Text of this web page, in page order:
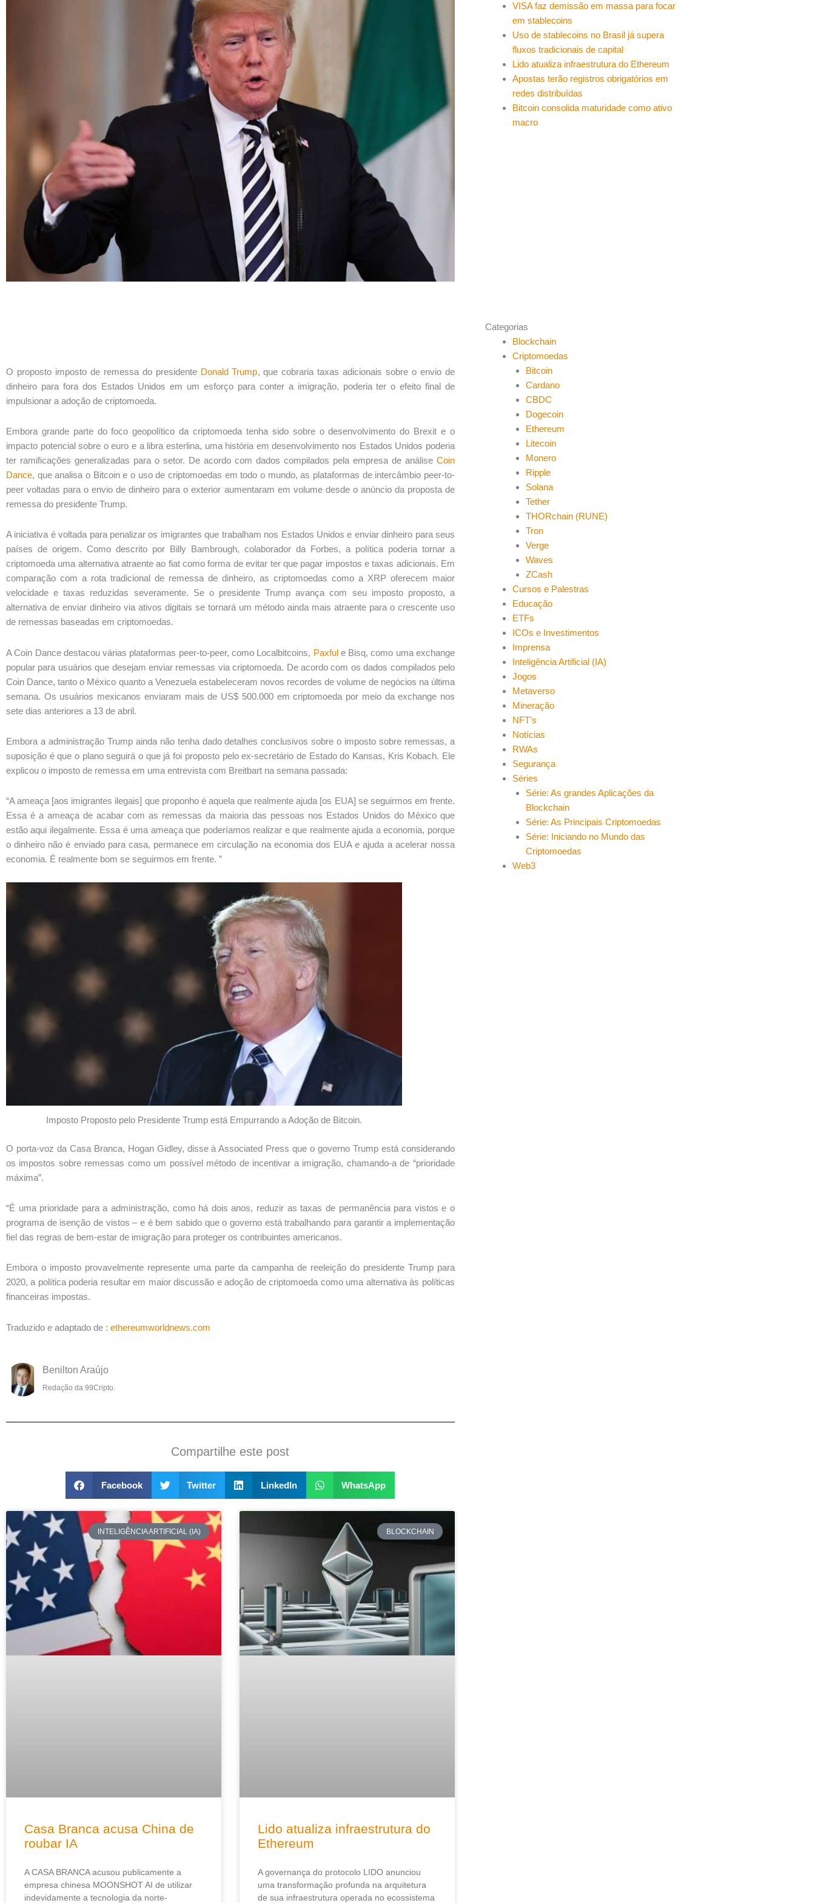
O proposto imposto de remessa do presidente Donald Trump, que cobraria taxas adicionais sobre o envio de
dinheiro para fora dos Estados Unidos em um esforço para conter a imigração, poderia ter o efeito final de
impulsionar a adoção de criptomoeda.
Embora grande parte do foco geopolítico da criptomoeda tenha sido sobre o desenvolvimento do Brexit e o
impacto potencial sobre o euro e a libra esterlina, uma história em desenvolvimento nos Estados Unidos poderia
ter ramificações generalizadas para o setor. De acordo com dados compilados pela empresa de análise Coin
Dance, que analisa o Bitcoin e o uso de criptomoedas em todo o mundo, as plataformas de intercâmbio peer-to-
peer voltadas para o envio de dinheiro para o exterior aumentaram em volume desde o anúncio da proposta de
remessa do presidente Trump.
A iniciativa é voltada para penalizar os imigrantes que trabalham nos Estados Unidos e enviar dinheiro para seus
países de origem. Como descrito por Billy Bambrough, colaborador da Forbes, a política poderia tornar a
criptomoeda uma alternativa atraente ao fiat como forma de evitar ter que pagar impostos e taxas adicionais. Em
comparação com a rota tradicional de remessa de dinheiro, as criptomoedas como a XRP oferecem maior
velocidade e taxas reduzidas severamente. Se o presidente Trump avança com seu imposto proposto, a
alternativa de enviar dinheiro via ativos digitais se tornará um método ainda mais atraente para o crescente uso
de remessas baseadas em criptomoedas.
A Coin Dance destacou várias plataformas peer-to-peer, como Localbitcoins, Paxfule Bisq, como uma exchange
popular para usuários que desejam enviar remessas via criptomoeda. De acordo com os dados compilados pelo
Coin Dance, tanto o México quanto a Venezuela estabeleceram novos recordes de volume de negócios na última
semana. Os usuários mexicanos enviaram mais de US$ 500.000 em criptomoeda por meio da exchange nos
sete dias anteriores a 13 de abril.
Embora a administração Trump ainda não tenha dado detalhes conclusivos sobre o imposto sobre remessas, a
suposição é que o plano seguirá o que já foi proposto pelo ex-secretário de Estado do Kansas, Kris Kobach. Ele
explicou o imposto de remessa em uma entrevista com Breitbart na semana passada:
“A ameaça [aos imigrantes ilegais] que proponho é aquela que realmente ajuda [os EUA] se seguirmos em frente.
Essa é a ameaça de acabar com as remessas da maioria das pessoas nos Estados Unidos do México que
estão aqui ilegalmente. Essa é uma ameaça que poderíamos realizar e que realmente ajuda a economia, porque
o dinheiro não é enviado para casa, permanece em circulação na economia dos EUA e ajuda a acelerar nossa
economia. É realmente bom se seguirmos em frente. ”
Imposto Proposto pelo Presidente Trump está Empurrando a Adoção de Bitcoin.
O porta-voz da Casa Branca, Hogan Gidley, disse à Associated Press que o governo Trump está considerando
os impostos sobre remessas como um possível método de incentivar a imigração, chamando-a de “prioridade
máxima”.
“É uma prioridade para a administração, como há dois anos, reduzir as taxas de permanência para vistos e o
programa de isenção de vistos – e é bem sabido que o governo está trabalhando para garantir a implementação
fiel das regras de bem-estar de imigração para proteger os contribuintes americanos.
Embora o imposto provavelmente represente uma parte da campanha de reeleição do presidente Trump para
2020, a política poderia resultar em maior discussão e adoção de criptomoeda como uma alternativa às políticas
financeiras impostas.
Traduzido e adaptado de : ethereumworldnews.com
Benilton Araújo
Redação da 99Cripto.
Compartilhe este post
Facebook Twitter LinkedIn WhatsApp
INTELIGÊNCIA ARTIFICIAL (IA)
Casa Branca acusa China de
roubar IA
A CASA BRANCA acusou publicamente a
empresa chinesa MOONSHOT AI de utilizar
indevidamente a tecnologia da norte-
BLOCKCHAIN
Lido atualiza infraestrutura do
Ethereum
A governança do protocolo LIDO anunciou
uma transformação profunda na arquitetura
de sua infraestrutura operada no ecossistema
VISA faz demissão em massa para focar
em stablecoins
Uso de stablecoins no Brasil já supera
fluxos tradicionais de capital
Lido atualiza infraestrutura do Ethereum
Apostas terão registros obrigatórios em
redes distribuídas
Bitcoin consolida maturidade como ativo
macro
Categorias
Blockchain
Criptomoedas
Bitcoin
Cardano
CBDC
Dogecoin
Ethereum
Litecoin
Monero
Ripple
Solana
Tether
THORchain (RUNE)
Tron
Verge
Waves
ZCash
Cursos e Palestras
Educação
ETFs
ICOs e Investimentos
Imprensa
Inteligência Artificial (IA)
Jogos
Metaverso
Mineração
NFT's
Notícias
RWAs
Segurança
Séries
Série: As grandes Aplicações da
Blockchain
Série: As Principais Criptomoedas
Série: Iniciando no Mundo das
Criptomoedas
Web3